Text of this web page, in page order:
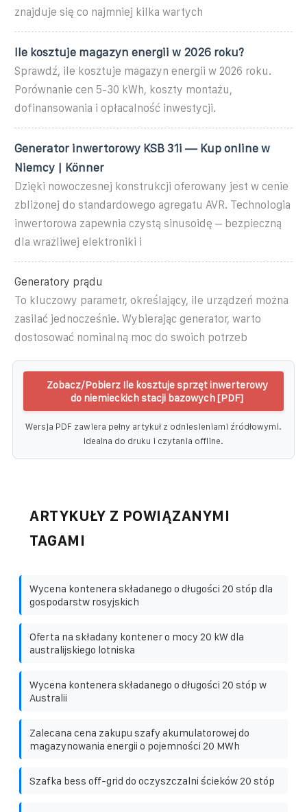
znajduje się co najmniej kilka wartych
Ile kosztuje magazyn energii w 2026 roku?
Sprawdź, ile kosztuje magazyn energii w 2026 roku.
Porównanie cen 5-30 kWh, koszty montażu,
dofinansowania i opłacalność inwestycji.
Generator inwertorowy KSB 31i — Kup online w
Niemcy | Könner
Dzięki nowoczesnej konstrukcji oferowany jest w cenie
zbliżonej do standardowego agregatu AVR. Technologia
inwertorowa zapewnia czystą sinusoidę – bezpieczną
dla wrażliwej elektroniki i
Generatory prądu
To kluczowy parametr, określający, ile urządzeń można
zasilać jednocześnie. Wybierając generator, warto
dostosować nominalną moc do swoich potrzeb
Zobacz/Pobierz Ile kosztuje sprzęt inwerterowy
do niemieckich stacji bazowych [PDF]
Wersja PDF zawiera pełny artykuł z odniesieniami źródłowymi.
Idealna do druku i czytania offline.
ARTYKUŁY Z POWIĄZANYMI
TAGAMI
Wycena kontenera składanego o długości 20 stóp dla
gospodarstw rosyjskich
Oferta na składany kontener o mocy 20 kW dla
australijskiego lotniska
Wycena kontenera składanego o długości 20 stóp w
Australii
Zalecana cena zakupu szafy akumulatorowej do
magazynowania energii o pojemności 20 MWh
Szafka bess off-grid do oczyszczalni ścieków 20 stóp